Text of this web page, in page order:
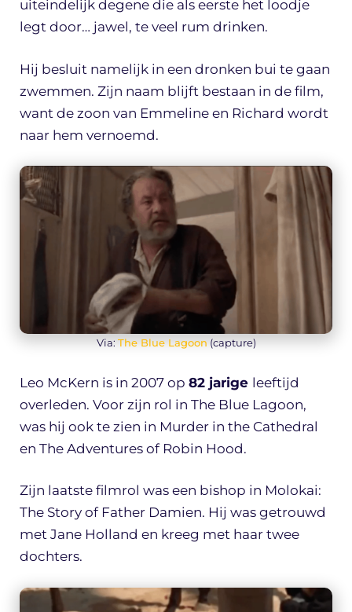
uiteindelijk degene die als eerste het loodje
legt door… jawel, te veel rum drinken.
Hij besluit namelijk in een dronken bui te gaan
zwemmen. Zijn naam blijft bestaan in de film,
want de zoon van Emmeline en Richard wordt
naar hem vernoemd.
Via: The Blue Lagoon (capture)
Leo McKern is in 2007 op 82 jarige leeftijd
overleden. Voor zijn rol in The Blue Lagoon,
was hij ook te zien in Murder in the Cathedral
en The Adventures of Robin Hood.
Zijn laatste filmrol was een bishop in Molokai:
The Story of Father Damien. Hij was getrouwd
met Jane Holland en kreeg met haar twee
dochters.